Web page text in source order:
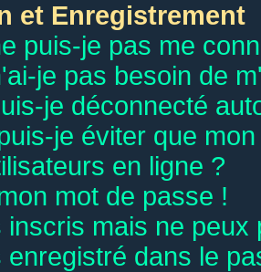
et Enregistrement
puis-je pas me
je pas besoin de
je déconnecté
je éviter que
en ligne ?
mot de passe !
inscris mais ne peux
enregistré dans le